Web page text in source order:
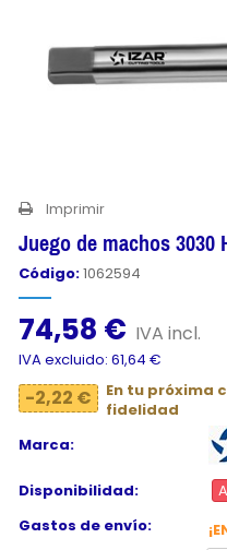
Imprimir
Juego de machos 3030
Código:1062594
74,58 € IVA incl.
IVA excluido: 61,64 €
-2,22 €
En tu próxima
fidelidad
Marca:
Disponibilidad:
Gastos de envío: